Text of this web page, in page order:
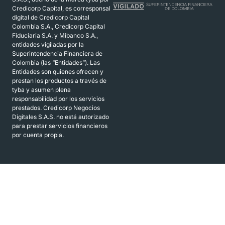
Credicorp Capital, es corresponsal
digital de Credicorp Capital
Colombia S.A., Credicorp Capital
Fiduciaria S.A. y Mibanco S.A.,
entidades vigiladas por la
Superintendencia Financiera de
Colombia (las “Entidades”). Las
Entidades son quienes ofrecen y
prestan los productos a través de
tyba y asumen plena
responsabilidad por los servicios
prestados. Credicorp Negocios
Digitales S.A.S. no está autorizado
para prestar servicios financieros
por cuenta propia.